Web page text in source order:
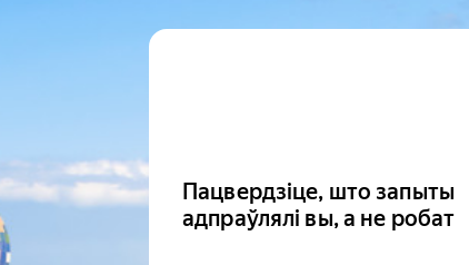
Пацвердзіце, што запыты
адпраўлялі вы, а не робат